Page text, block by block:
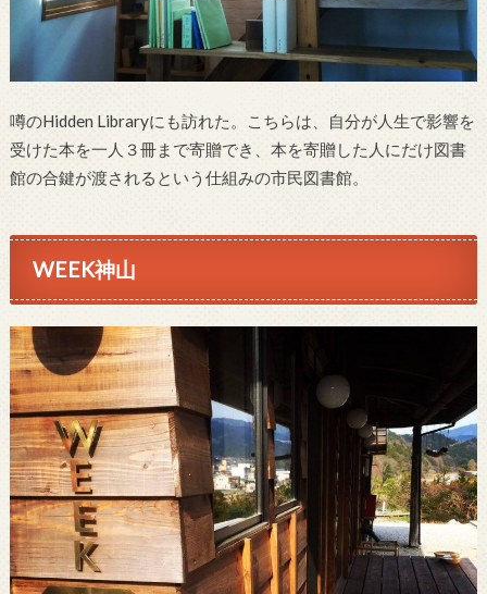
噂のHidden Libraryにも訪れた。こちらは、自分が人生で影響を
受けた本を一人３冊まで寄贈でき、本を寄贈した人にだけ図書
館の合鍵が渡されるという仕組みの市民図書館。
WEEK神山